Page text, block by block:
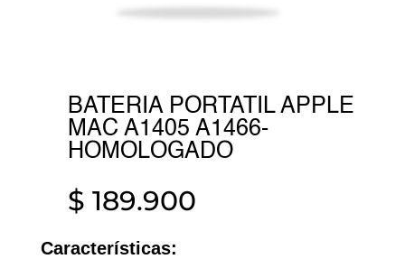
BATERIA PORTATIL APPLE
MAC A1405 A1466-
HOMOLOGADO
$ 189.900
Características: